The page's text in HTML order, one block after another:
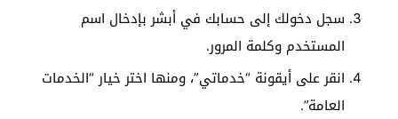
سجل دخولك إلى حسابك في أبشر بإدخال اسم
المستخدم وكلمة المرور.
انقر على أيقونة “خدماتي”، ومنها اختر خيار “الخدمات
العامة”.